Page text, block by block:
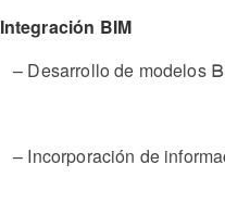
Integración BIM
– Desarrollo de modelos
– Incorporación de